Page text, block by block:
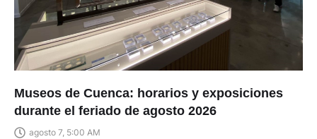
Museos de Cuenca: horarios y exposiciones
durante el feriado de agosto 2026
agosto 7, 5:00 AM